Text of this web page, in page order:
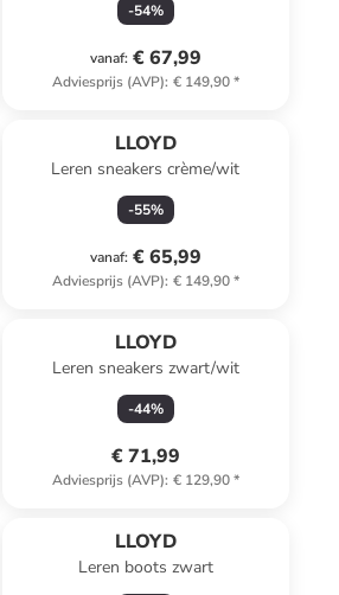
-54%
vanaf: € 67,99
Adviesprijs (AVP): € 149,90*
LLOYD
Leren sneakers crème/wit
-55%
vanaf: € 65,99
Adviesprijs (AVP): € 149,90*
LLOYD
Leren sneakers zwart/wit
-44%
€ 71,99
Adviesprijs (AVP): € 129,90*
LLOYD
Leren boots zwart